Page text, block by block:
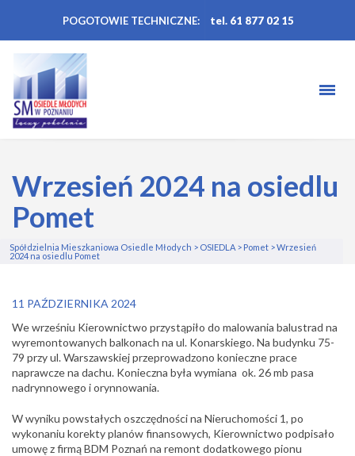
POGOTOWIE TECHNICZNE: tel. 61 877 02 15
Wrzesień 2024 na osiedlu
Pomet
Spółdzielnia Mieszkaniowa Osiedle Młodych > OSIEDLA > Pomet >Wrzesień
2024 na osiedlu Pomet
11 PAŹDZIERNIKA 2024
We wrześniu Kierownictwo przystąpiło do malowania balustrad na
wyremontowanych balkonach na ul. Konarskiego. Na budynku 75-
79 przy ul. Warszawskiej przeprowadzono konieczne prace
naprawcze na dachu. Konieczna była wymiana ok. 26 mb pasa
nadrynnowego i orynnowania.
W wyniku powstałych oszczędności na Nieruchomości 1, po
wykonaniu korekty planów finansowych, Kierownictwo podpisało
umowę z firmą BDM Poznań na remont dodatkowego pionu